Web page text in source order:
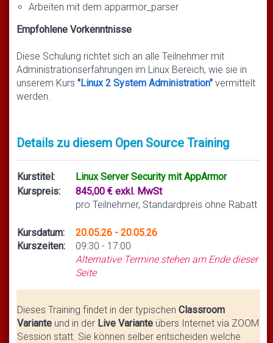
Arbeiten mit dem apparmor_parser
Empfohlene Vorkenntnisse
Diese Schulung richtet sich an alle Teilnehmer mit
Administrationserfahrungen im Linux Bereich, wie sie in
unserem Kurs "Linux 2 System Administration" vermittelt
werden.
Details zu diesem Open Source Training
Kurstitel:
Linux Server Security mit AppArmor
Kurspreis:
845,00 € exkl. MwSt
pro Teilnehmer, Standardpreis ohne Rabatt
Kursdatum:
Kurszeiten:
20.05.26 - 20.05.26
09:30 - 17:00
Alternative Termine stehen am Ende dieser
Seite
Dieses Training findet in der typischen Classroom
Variante und in der Live Variante übers Internet via ZOOM
Session statt. Sie können selber entscheiden welche